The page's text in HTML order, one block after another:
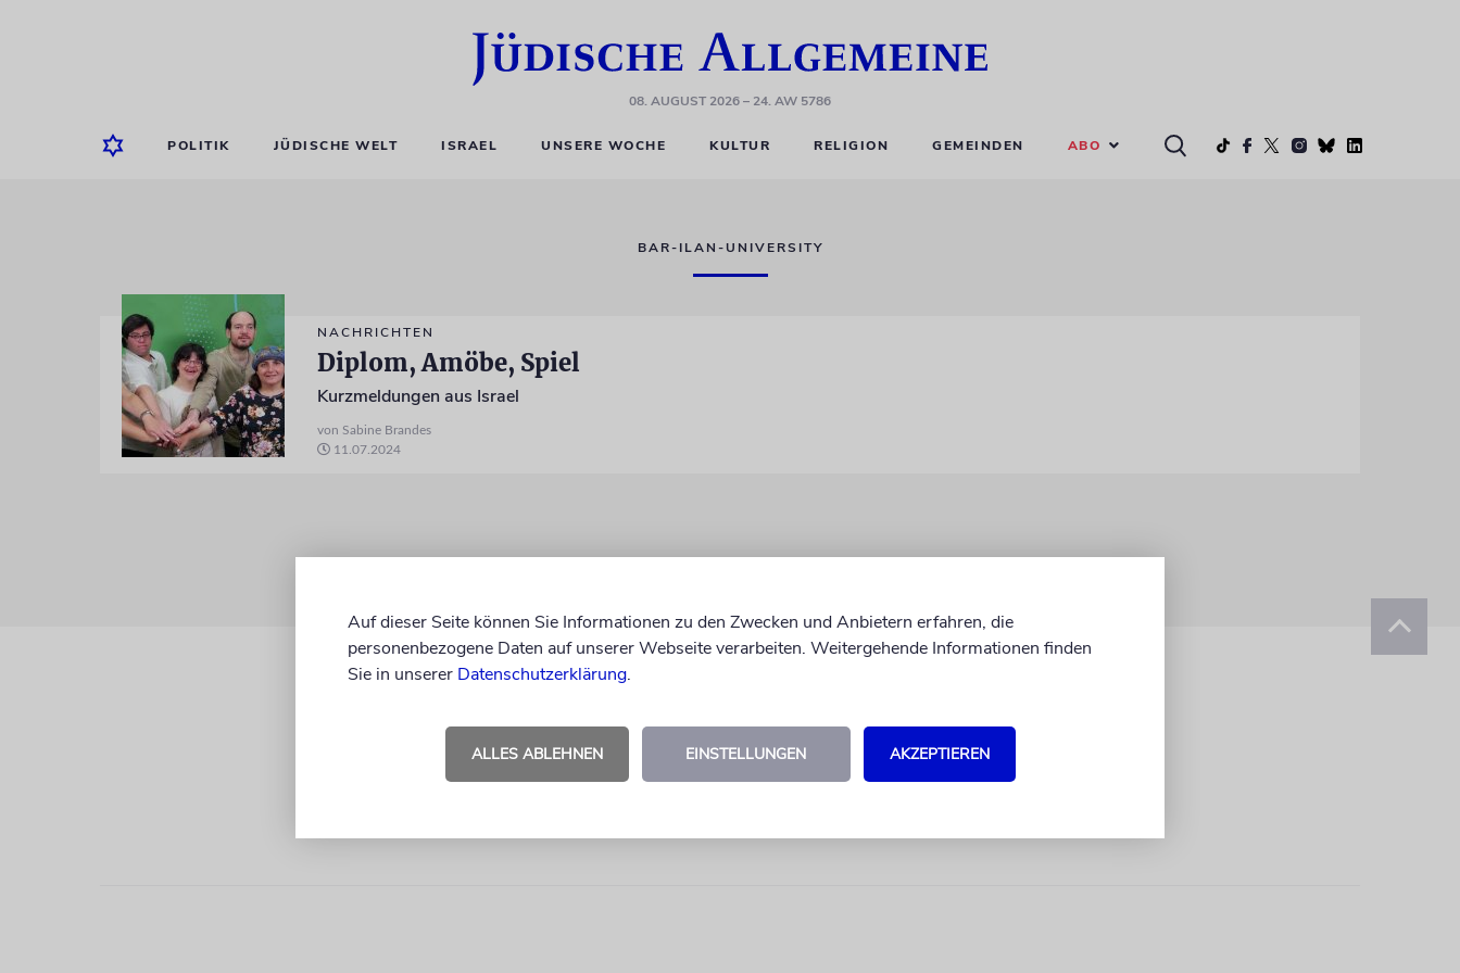
08. AUGUST 2026– 24. AW 5786
POLITIK JÜDISCHE WELT ISRAEL UNSERE WOCHE KULTUR RELIGION GEMEINDEN ABO
BAR-ILAN-UNIVERSITY
NACHRICHTEN
Diplom, Amöbe, Spiel
Kurzmeldungen aus Israel
von Sabine Brandes
11.07.2024
Auf dieser Seite können Sie Informationen zu den Zwecken und Anbietern erfahren, die
personenbezogene Daten auf unserer Webseite verarbeiten. Weitergehende Informationen finden
Sie in unserer Datenschutzerklärung.
ALLES ABLEHNEN EINSTELLUNGEN AKZEPTIEREN